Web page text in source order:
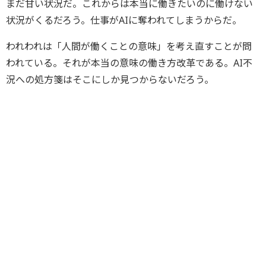
まだ甘い状況だ。これからは本当に働きたいのに働けない
状況がくるだろう。仕事がAIに奪われてしまうからだ。
われわれは「人間が働くことの意味」を考え直すことが問
われている。それが本当の意味の働き方改革である。AI不
況への処方箋はそこにしか見つからないだろう。